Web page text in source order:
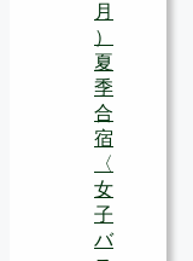
月
）
夏
季
合
宿
〈
女
子
バ